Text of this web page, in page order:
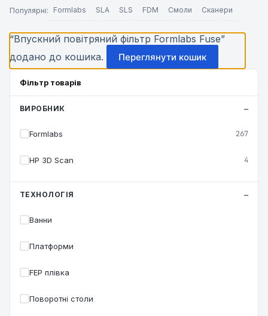
Популярні: Formlabs SLA SLS FDM Смоли Сканери
“Впускний повітряний фільтр Formlabs Fuse”
додано до кошика.
Переглянути кошик
Фільтр товарів
ВИРОБНИК
Formlabs 267
HP 3D Scan 4
ТЕХНОЛОГІЯ
Ванни
Платформи
FEP плівка
Поворотні столи